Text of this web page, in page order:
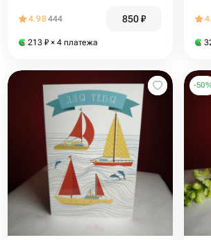
4.98444 850₽
213 ₽ × 4 платежа
-50